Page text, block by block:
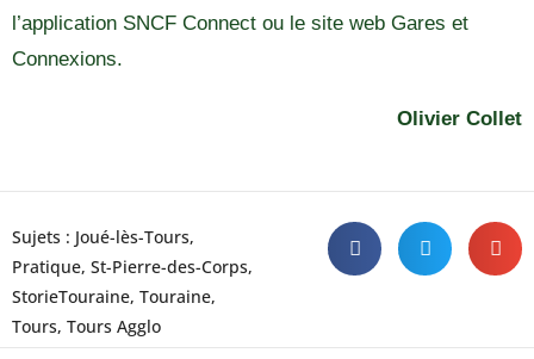
l’application SNCF Connect ou le site web Gares et
Connexions.
Olivier Collet
Sujets : Joué-lès-Tours,
Pratique, St-Pierre-des-Corps,
StorieTouraine, Touraine,
Tours, Tours Agglo